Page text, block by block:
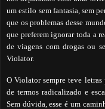
um estilo sem fantasia, sem
que os problemas desse
que preferem ignorar toda a
de viagens com drogas ou
Violator.
O Violator sempre teve
de termos radicalizado e
Sem dúvida, esse é um